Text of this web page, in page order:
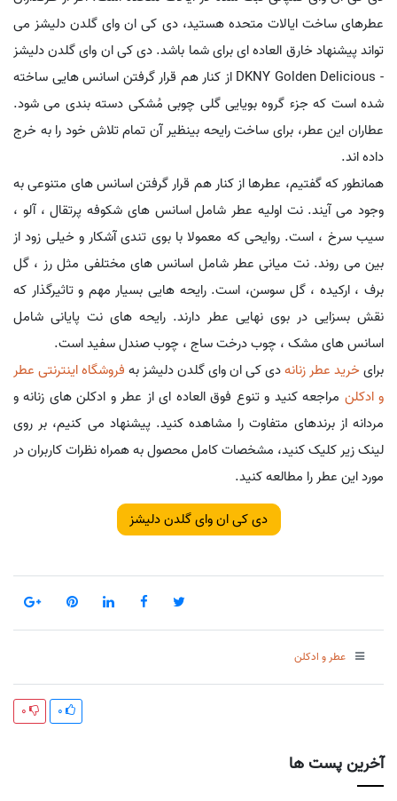
آخرین پست ها
عطرهای ساخت ایالات متحده هستید، دی کی ان وای گلدن دلیشز می
تواند پیشنهاد خارق العاده ای برای شما باشد. دی کی ان وای گلدن دلیشز
- DKNY Golden Delicious از کنار هم قرار گرفتن اسانس هایی ساخته
شده است که جزء گروه بویایی گلی چوبی مُشکی دسته بندی می شود.
عطاران این عطر، برای ساخت رایحه بینظیر آن تمام تلاش خود را به خرج
داده اند.
همانطور که گفتیم، عطرها از کنار هم قرار گرفتن اسانس های متنوعی به
وجود می آیند. نت اولیه عطر شامل اسانس های شکوفه پرتقال ، آلو ،
سیب سرخ ، است. روایحی که معمولا با بوی تندی آشکار و خیلی زود از
بین می روند. نت میانی عطر شامل اسانس های مختلفی مثل رز ، گل
برف ، ارکیده ، گل سوسن، است. رایحه هایی بسیار مهم و تاثیرگذار که
نقش بسزایی در بوی نهایی عطر دارند. رایحه های نت پایانی شامل
اسانس های مشک ، چوب درخت ساج ، چوب صندل سفید است.
برایخرید عطر زنانهدی کی ان وای گلدن دلیشز به فروشگاه اینترنتی عطر
و ادکلن مراجعه کنید و تنوع فوق العاده ای از عطر و ادکلن های زنانه و
مردانه از برندهای متفاوت را مشاهده کنید. پیشنهاد می کنیم، بر روی
لینک زیر کلیک کنید، مشخصات کامل محصول به همراه نظرات کاربران در
مورد این عطر را مطالعه کنید.
دی کی ان وای گلدن دلیشز
عطر و ادکلن